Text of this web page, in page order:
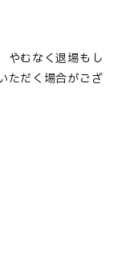
やむなく退場もし
ただく場合がござ